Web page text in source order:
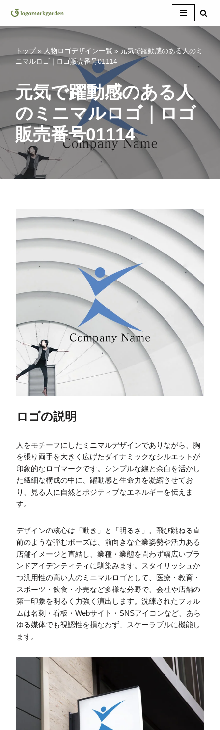
コ
トップ» 人物ロゴデザイン一覧 » 元気で躍動感のある人のミ
ニマルロゴ｜ロゴ販売番号01114
元気で躍動感のある人
のミニマルロゴ｜ロゴ
販売番号01114
ロゴの説明
人をモチーフにしたミニマルデザインでありながら、胸
を張り両手を大きく広げたダイナミックなシルエットが
印象的なロゴマークです。シンプルな線と余白を活かし
た繊細な構成の中に、躍動感と生命力を凝縮させてお
り、見る人に自然とポジティブなエネルギーを伝えま
す。
デザインの核心は「動き」と「明るさ」。飛び跳ねる直
前のような弾むポーズは、前向きな企業姿勢や活力ある
店舗イメージと直結し、業種・業態を問わず幅広いブラ
ンドアイデンティティに馴染みます。スタイリッシュか
つ汎用性の高い人のミニマルロゴとして、医療・教育・
スポーツ・飲食・小売など多様な分野で、会社や店舗の
第一印象を明るく力強く演出します。洗練されたフォル
ムは名刺・看板・Webサイト・SNSアイコンなど、あら
ゆる媒体でも視認性を損なわず、スケーラブルに機能し
ます。